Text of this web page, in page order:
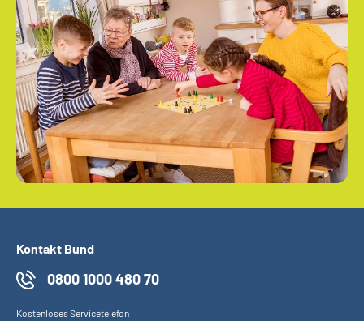
Kontakt Bund
0800 1000 480 70
Kostenloses Servicetelefon